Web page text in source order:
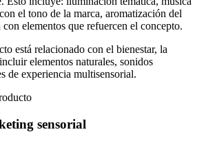
el tono de la marca, aromatización del
elementos que refuercen el concepto.
está relacionado con el bienestar, la
elementos naturales, sonidos
de experiencia multisensorial.
sensorial